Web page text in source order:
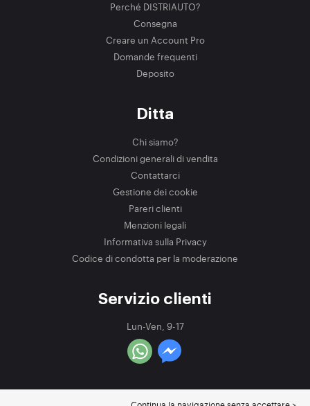
Perché DISTRIAUTO?
Consegna
Creare un Account Pro
Domande frequenti
Deposito
Ditta
Chi siamo?
Condizioni generali di vendita
Contattarci
Gestione dei cookie
Pareri clienti
Menzioni legali
Informativa sulla Privacy
Codice di condotta per la moderazione
Servizio clienti
Lun-Ven, 9-17